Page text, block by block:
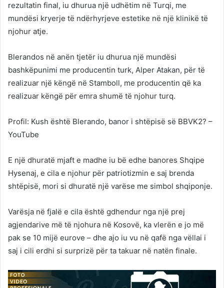
rezultatin final, iu dhurua një udhëtim në Turqi, me
mundësi kryerje të ndërhyrjeve estetike në një klinikë të
njohur atje.
Blerandos në anën tjetër iu dhurua një mundësi
bashkëpunimi me producentin turk, Alper Atakan, për të
realizuar një këngë në Stamboll, me producentin që ka
realizuar këngë për emra shumë të njohur turq.
Profil: Kush është Blerando, banor i shtëpisë së BBVK2? –
YouTube
E një dhuratë mjaft e madhe iu bë edhe banores Shqipe
Hysenaj, e cila e njohur për patriotizmin e saj brenda
shtëpisë, mori si dhuratë një varëse me simbol shqiponje.
Varësja në fjalë e cila është gdhendur nga një prej
agjendarive më të njohura në Kosovë, ka vlerën e jo më
pak se 10 mijë eurove – dhe ajo iu vu në qafë nga vëllai i
saj i cili erdhi si surprizë për ta takuar në natën finale.